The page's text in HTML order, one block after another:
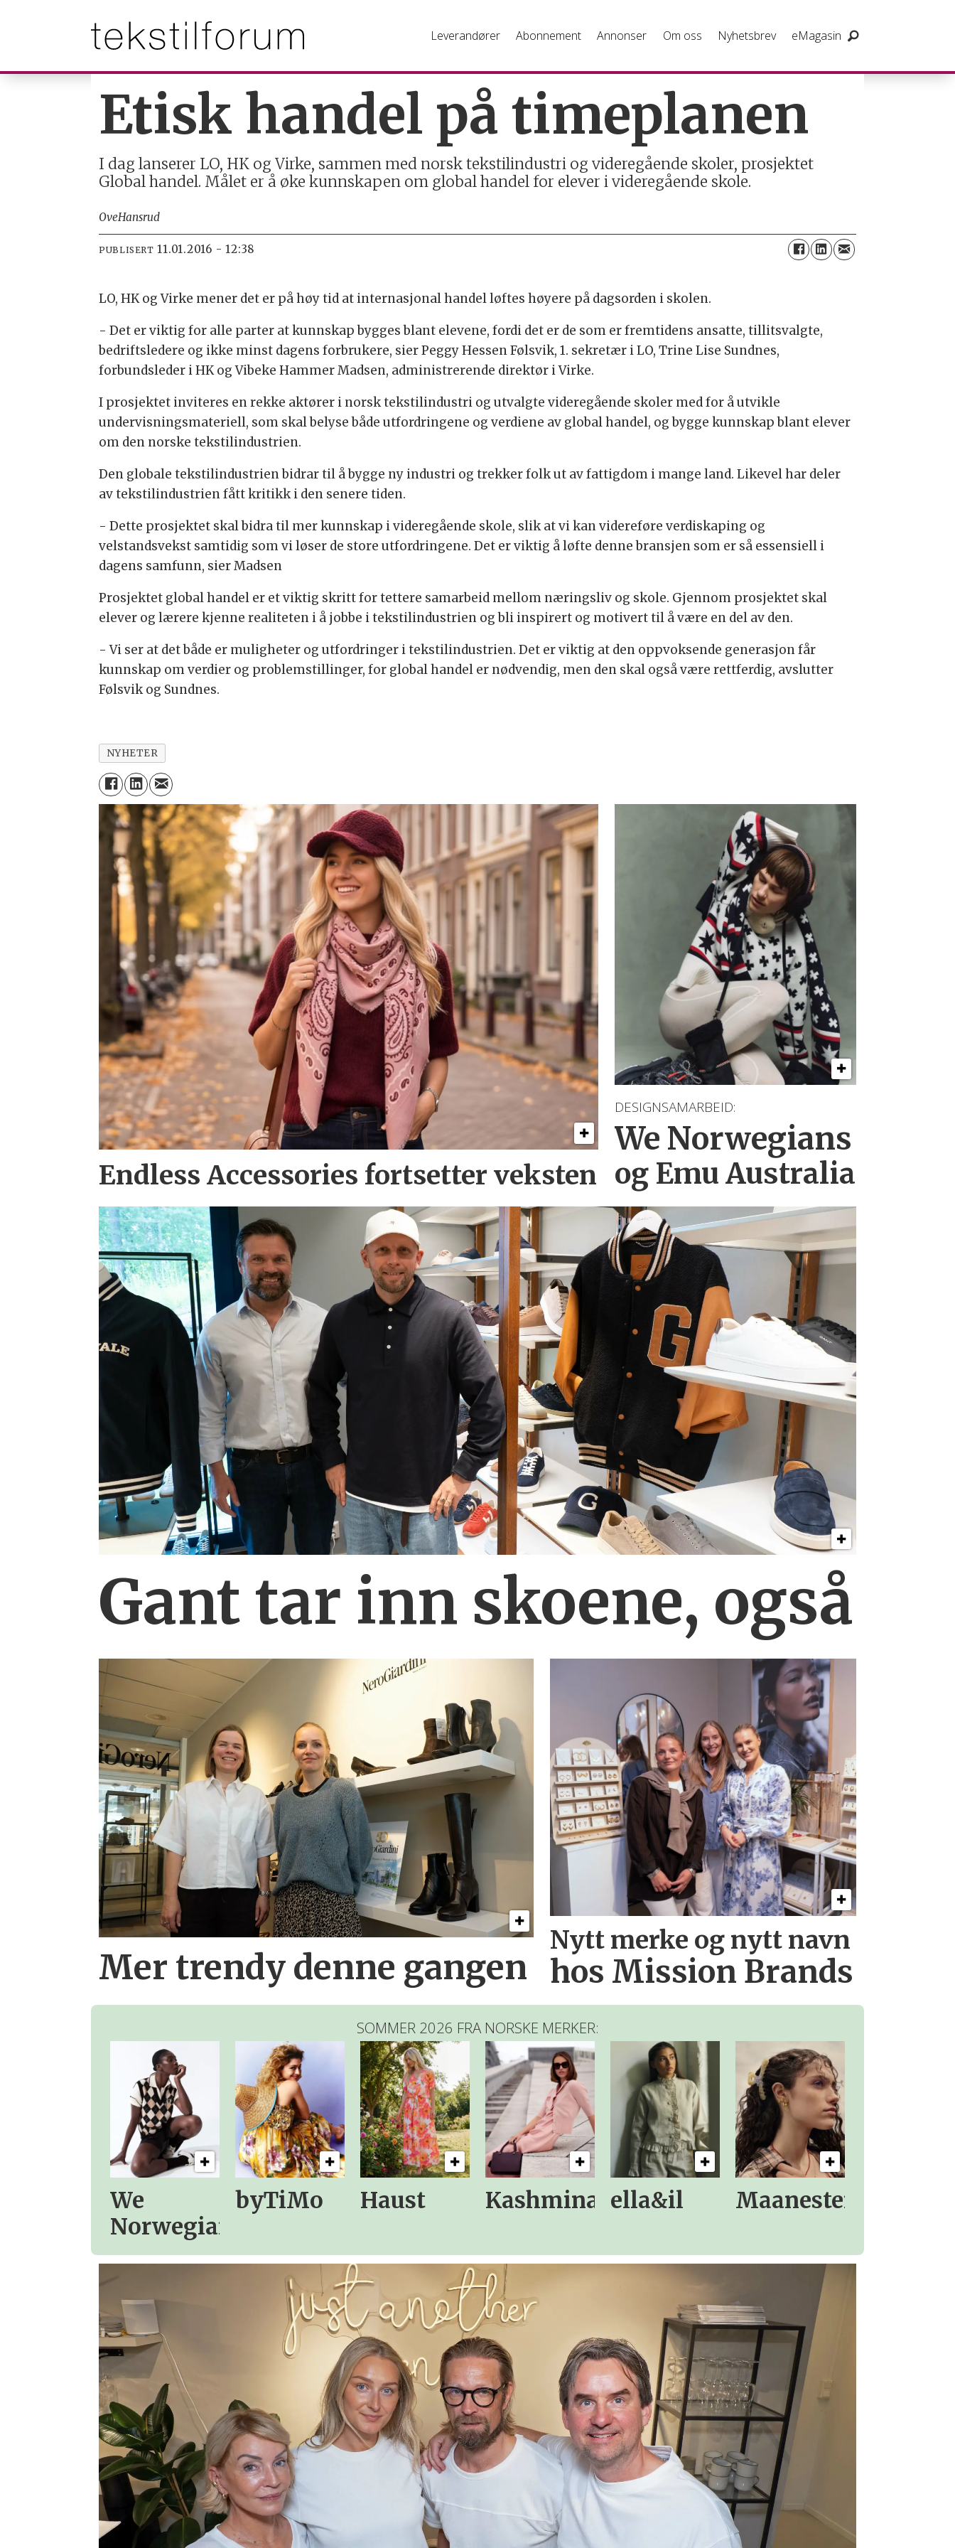
Leverandører Abonnement Annonser Om oss Nyhetsbrev eMagasin
Etisk handel på timeplanen
I dag lanserer LO, HK og Virke, sammen med norsk tekstilindustri og videregående skoler, prosjektet
Global handel. Målet er å øke kunnskapen om global handel for elever i videregående skole.
OveHansrud
PUBLISERT 11.01.2016 - 12:38
LO, HK og Virke mener det er på høy tid at internasjonal handel løftes høyere på dagsorden i skolen.
- Det er viktig for alle parter at kunnskap bygges blant elevene, fordi det er de som er fremtidens ansatte, tillitsvalgte,
bedriftsledere og ikke minst dagens forbrukere, sier Peggy Hessen Følsvik, 1. sekretær i LO, Trine Lise Sundnes,
forbundsleder i HK og Vibeke Hammer Madsen, administrerende direktør i Virke.
I prosjektet inviteres en rekke aktører i norsk tekstilindustri og utvalgte videregående skoler med for å utvikle
undervisningsmateriell, som skal belyse både utfordringene og verdiene av global handel, og bygge kunnskap blant elever
om den norske tekstilindustrien.
Den globale tekstilindustrien bidrar til å bygge ny industri og trekker folk ut av fattigdom i mange land. Likevel har deler
av tekstilindustrien fått kritikk i den senere tiden.
- Dette prosjektet skal bidra til mer kunnskap i videregående skole, slik at vi kan videreføre verdiskaping og
velstandsvekst samtidig som vi løser de store utfordringene. Det er viktig å løfte denne bransjen som er så essensiell i
dagens samfunn, sier Madsen
Prosjektet global handel er et viktig skritt for tettere samarbeid mellom næringsliv og skole. Gjennom prosjektet skal
elever og lærere kjenne realiteten i å jobbe i tekstilindustrien og bli inspirert og motivert til å være en del av den.
- Vi ser at det både er muligheter og utfordringer i tekstilindustrien. Det er viktig at den oppvoksende generasjon får
kunnskap om verdier og problemstillinger, for global handel er nødvendig, men den skal også være rettferdig, avslutter
Følsvik og Sundnes.
NYHETER
Endless Accessories fortsetter veksten
DESIGNSAMARBEID:
We Norwegians
og Emu Australia
Gant tar inn skoene, også
Mer trendy denne gangen
Nytt merke og nytt navn
hos Mission Brands
SOMMER 2026 FRA NORSKE MERKER:
We
Norwegians
byTiMo Haust Kashmina ella&il Maanesten